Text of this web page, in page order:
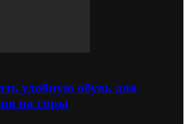
удобную обувь для
на горы